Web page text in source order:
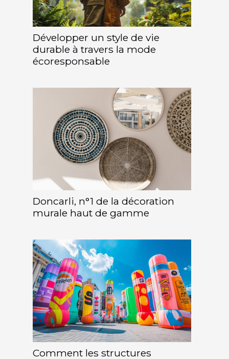
Développer un style de vie
durable à travers la mode
écoresponsable
Doncarli, n°1 de la décoration
murale haut de gamme
Comment les structures